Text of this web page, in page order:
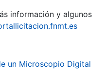
información y algunos
un Microscopio Digital